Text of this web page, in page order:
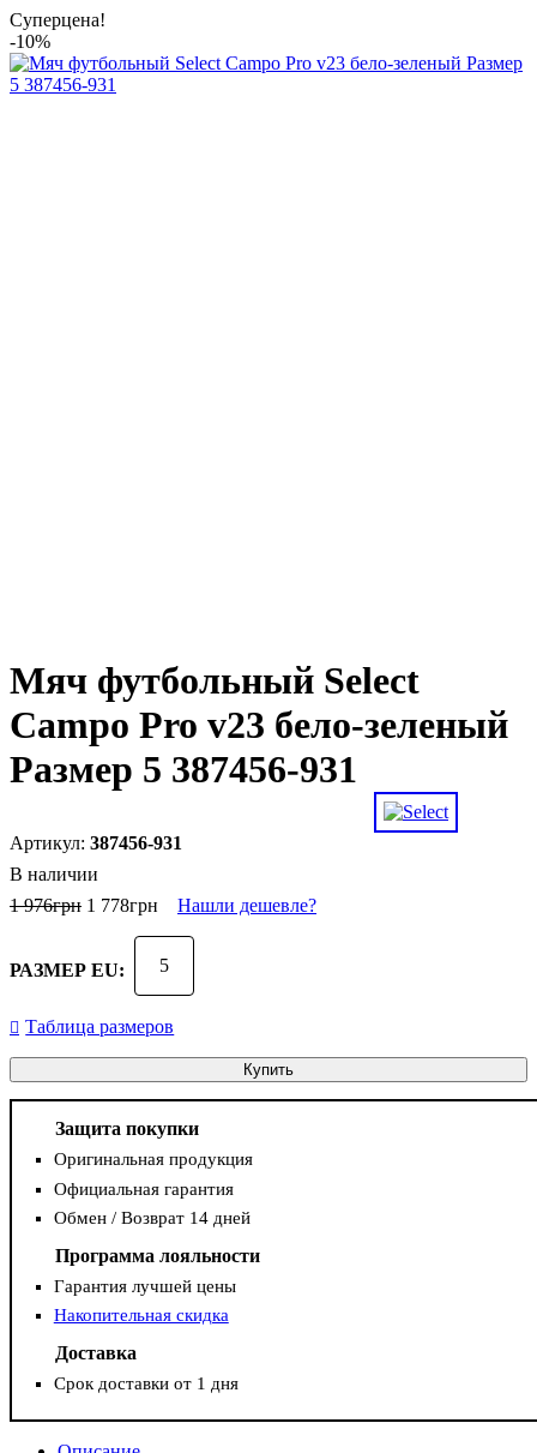
Суперцена!
-10%
Мяч футбольный Select
Campo Pro v23 бело-зеленый
Размер 5 387456-931
387456-931
В наличии
1 976грн 1 778грн Нашли дешевле?
РАЗМЕР EU: 5
Таблица размеров
Купить
Защита покупки
Оригинальная продукция
Официальная гарантия
Обмен / Возврат 14 дней
Программа лояльности
Гарантия лучшей цены
Накопительная скидка
Доставка
Срок доставки от 1 дня